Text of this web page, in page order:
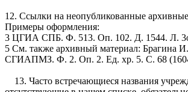
12. Ссылки на неопубликованные
Примеры оформления:
3 ЦГИА СПБ. Ф. 513. Оп. 102. Д. 1544. Л.
5 См. также архивный материал: Брагина
СГИАПМЗ. Ф. 2. Оп. 2. Ед. хр. 5. С. 68 (1604
13. Часто встречающиеся названия